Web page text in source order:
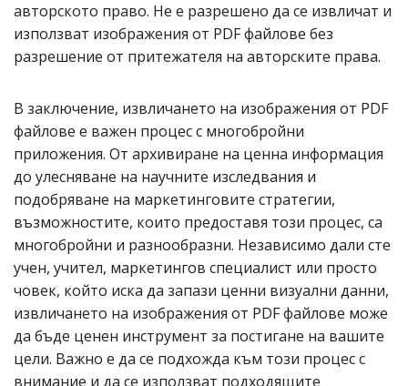
авторското право. Не е разрешено да се извличат и
използват изображения от PDF файлове без
разрешение от притежателя на авторските права.
В заключение, извличането на изображения от PDF
файлове е важен процес с многобройни
приложения. От архивиране на ценна информация
до улесняване на научните изследвания и
подобряване на маркетинговите стратегии,
възможностите, които предоставя този процес, са
многобройни и разнообразни. Независимо дали сте
учен, учител, маркетингов специалист или просто
човек, който иска да запази ценни визуални данни,
извличането на изображения от PDF файлове може
да бъде ценен инструмент за постигане на вашите
цели. Важно е да се подхожда към този процес с
внимание и да се използват подходящите